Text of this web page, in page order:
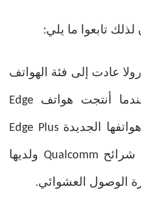
تابعوا ما يلي:
عادت إلى فئة الهواتف
المحمولة الرائدة عندما أنتجت هواتف Edge
Plus هذا العام، لأن هواتفها الجديدة Edge Plus
تعمل بأحدث وأقوى شرائح Qualcomm ولديها